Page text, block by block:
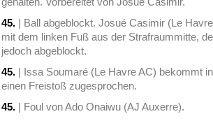
45. | Ball abgeblockt. Josué Casimir (Le
mit dem linken Fuß aus der Strafraummitte,
jedoch abgeblockt.
45. | Issa Soumaré (Le Havre AC) bekommt
einen Freistoß zugesprochen.
45. | Foul von Ado Onaiwu (AJ Auxerre).